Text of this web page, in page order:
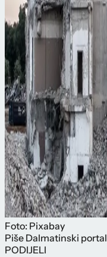
Foto: Pixabay
Piše Dalmatinski portal
PODIJELI